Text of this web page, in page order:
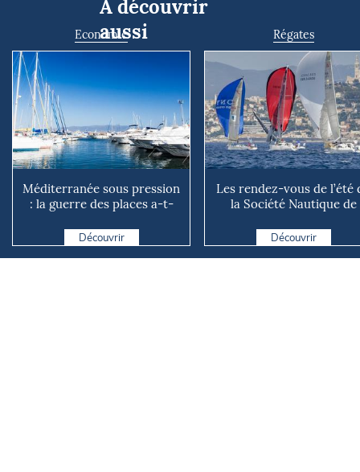
À découvrir
aussi
Economie
Méditerranée sous pression
: la guerre des places a-t-
Découvrir
Régates
Les rendez-vous de l’été
la Société Nautique de
Découvrir